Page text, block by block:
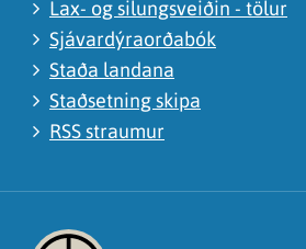
Lax- og silungsveiðin - tölur
Sjávardýraorðabók
Staða landana
Staðsetning skipa
RSS straumur